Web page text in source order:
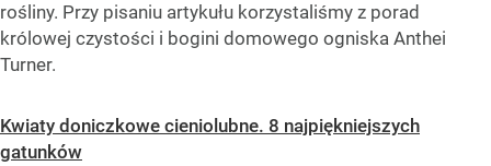
rośliny. Przy pisaniu artykułu korzystaliśmy z porad
królowej czystości i bogini domowego ogniska Anthei
Turner.
Kwiaty doniczkowe cieniolubne. 8 najpiękniejszych
gatunków